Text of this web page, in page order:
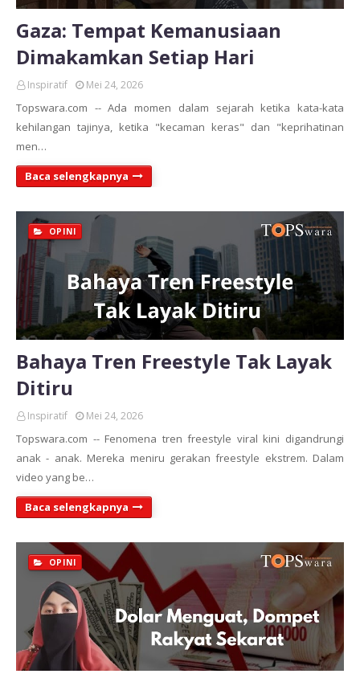
Gaza: Tempat Kemanusiaan
Dimakamkan Setiap Hari
Inspiratif Mei 24, 2026
Topswara.com -- Ada momen dalam sejarah ketika kata-kata
kehilangan tajinya, ketika "kecaman keras" dan "keprihatinan
men…
Baca selengkapnya
OPINI
Bahaya Tren Freestyle Tak Layak
Ditiru
Inspiratif Mei 24, 2026
Topswara.com -- Fenomena tren freestyle viral kini digandrungi
anak - anak. Mereka meniru gerakan freestyle ekstrem. Dalam
video yang be…
Baca selengkapnya
OPINI